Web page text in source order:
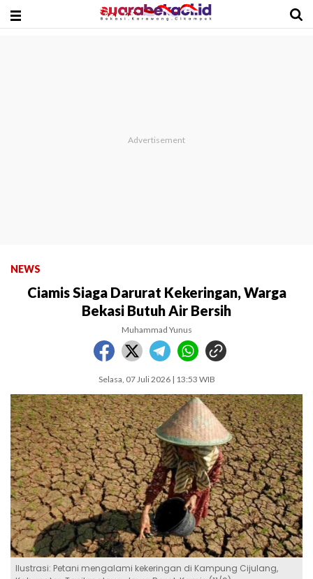
NEWS
Ciamis Siaga Darurat Kekeringan, Warga
Bekasi Butuh Air Bersih
Muhammad Yunus
Selasa, 07 Juli 2026 | 13:53 WIB
Ilustrasi: Petani mengalami kekeringan di Kampung Cijulang,